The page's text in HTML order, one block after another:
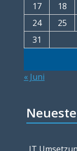
17
18
24
25
31
« Juni